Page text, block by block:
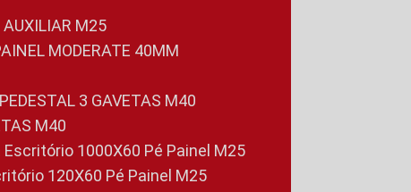
AUXILIAR M25
MODERATE 40MM
PEDESTAL 3 GAVETAS M40
M40
Escritório 1000X60 Pé Painel M25
120X60 Pé Painel M25